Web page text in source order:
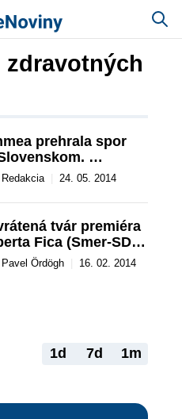
zdravotných
prehrala spor
mať jednu
poisťovňu?
Redakcia 24. 05. 2014
tvár premiéra
Fica (Smer-SD):
(nielen)
Pavel Ördögh 16. 02. 2014
1d 7d 1m